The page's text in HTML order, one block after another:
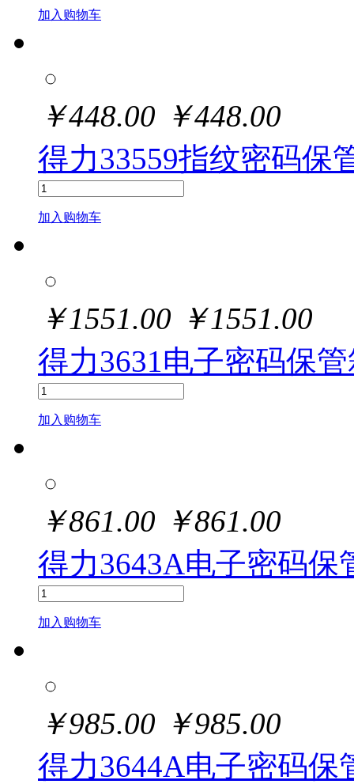
加入购物车
￥448.00 ￥448.00
得力33559指纹密码保
加入购物车
￥1551.00 ￥1551.00
得力3631电子密码保
加入购物车
￥861.00 ￥861.00
得力3643A电子密码保
加入购物车
￥985.00 ￥985.00
得力3644A电子密码保